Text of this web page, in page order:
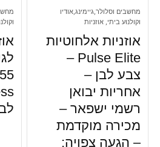
מחשבים וסלולר,גיימינג,אודיו
וקולנוע ביתי, אוזניות
אוזניות אלחוטיות
Pulse Elite –
צבע לבן –
אחריות יבואן
רשמי ישפאר –
מכירה מוקדמת
– הגעה צפויה: